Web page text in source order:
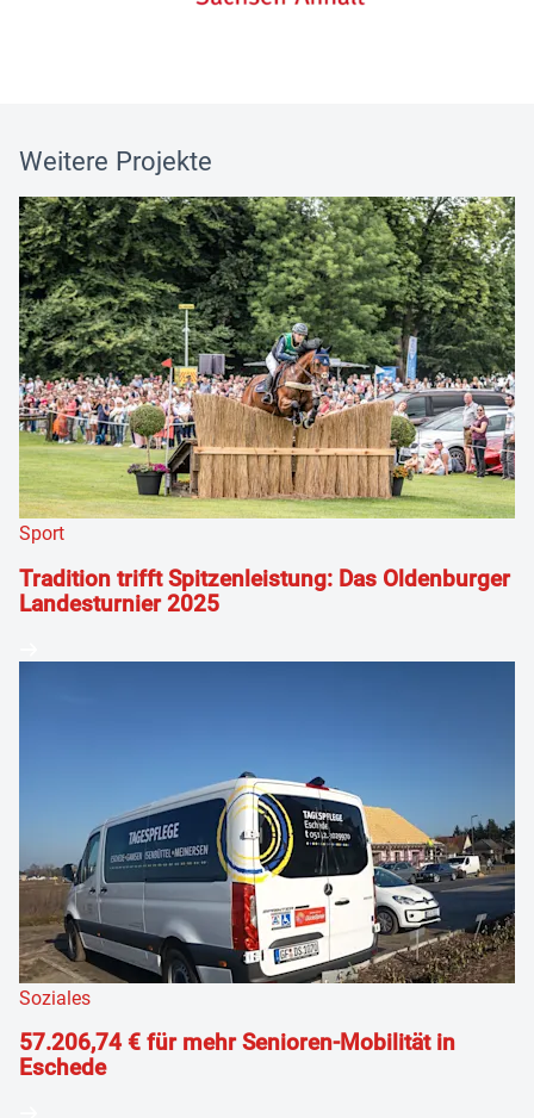
Weitere Projekte
Sport
Tradition trifft Spitzenleistung: Das Oldenburger
Landesturnier 2025
Soziales
57.206,74 € für mehr Senioren-Mobilität in
Eschede